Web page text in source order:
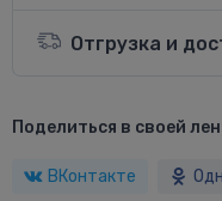
Отгрузка и
Поделиться в своей
ВКонтакте